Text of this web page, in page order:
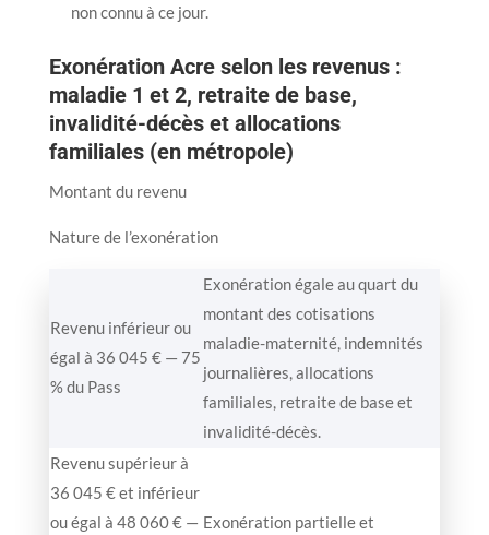
non connu à ce jour.
Exonération Acre selon les revenus :
maladie 1 et 2, retraite de base,
invalidité-décès et allocations
familiales (en métropole)
Montant du revenu
Nature de l’exonération
Revenu inférieur ou
égal à 36 045 € — 75
% du Pass
Exonération égale au quart du
montant des cotisations
maladie-maternité, indemnités
journalières, allocations
familiales, retraite de base et
invalidité-décès.
Revenu supérieur à
36 045 € et inférieur
ou égal à 48 060 € — Exonération partielle et